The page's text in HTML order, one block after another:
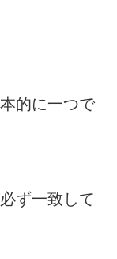
的に一つで
ず一致して